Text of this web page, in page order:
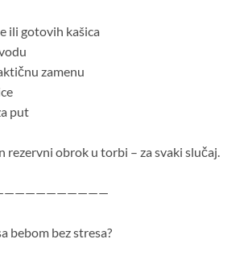
ili gotovih kašica
zamenu
put
rezervni obrok u torbi – za svaki slučaj.
bebom bez stresa?